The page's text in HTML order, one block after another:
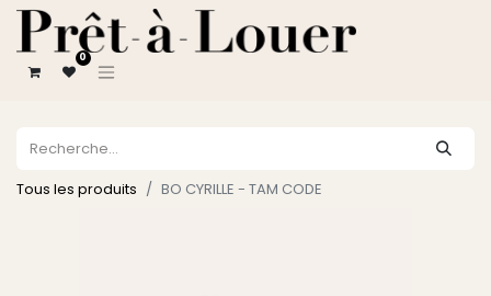
0
Tous les produits BO CYRILLE - TAM CODE